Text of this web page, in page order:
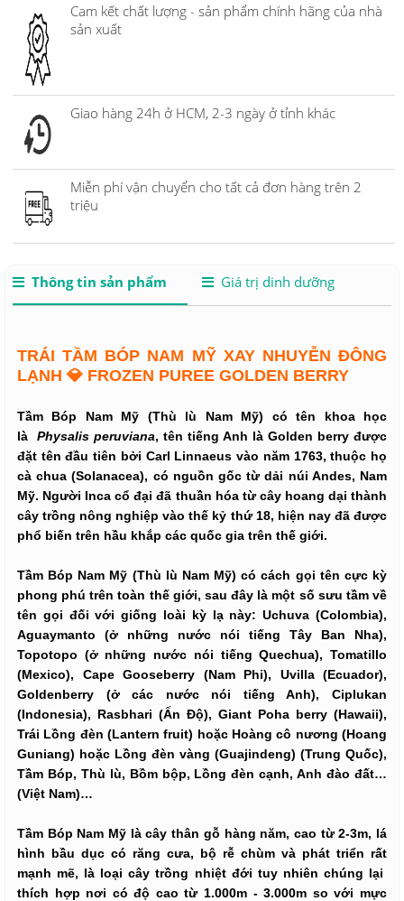
Cam kết chất lượng - sản phẩm chính hãng của nhà
sản xuất
Giao hàng 24h ở HCM, 2-3 ngày ở tỉnh khác
Miễn phí vận chuyển cho tất cả đơn hàng trên 2
triệu
Thông tin sản phẩm Giá trị dinh dưỡng
TRÁI TẦM BÓP NAM MỸ XAY NHUYỄN ĐÔNG
LẠNH 💎 FROZEN PUREE GOLDEN BERRY
Tầm Bóp Nam Mỹ (Thù lù Nam Mỹ) có tên khoa học
là Physalis peruviana, tên tiếng Anh là Golden berry được
đặt tên đầu tiên bởi Carl Linnaeus vào năm 1763, thuộc họ
cà chua (Solanacea), có nguồn gốc từ dải núi Andes, Nam
Mỹ. Người Inca cổ đại đã thuần hóa từ cây hoang dại thành
cây trồng nông nghiệp vào thế kỷ thứ 18, hiện nay đã được
phổ biến trên hầu khắp các quốc gia trên thế giới.
Tầm Bóp Nam Mỹ (Thù lù Nam Mỹ) có cách gọi tên cực kỳ
phong phú trên toàn thế giới, sau đây là một số sưu tầm về
tên gọi đối với giống loài kỳ lạ này: Uchuva (Colombia),
Aguaymanto (ở những nước nói tiếng Tây Ban Nha),
Topotopo (ở những nước nói tiếng Quechua), Tomatillo
(Mexico), Cape Gooseberry (Nam Phi), Uvilla (Ecuador),
Goldenberry (ở các nước nói tiếng Anh), Ciplukan
(Indonesia), Rasbhari (Ấn Độ), Giant Poha berry (Hawaii),
Trái Lồng đèn (Lantern fruit) hoặc Hoàng cô nương (Hoang
Guniang) hoặc Lồng đèn vàng (Guajindeng) (Trung Quốc),
Tầm Bóp, Thù lù, Bồm bộp, Lồng đèn cạnh, Anh đào đất…
(Việt Nam)…
Tầm Bóp Nam Mỹ là cây thân gỗ hàng năm, cao từ 2-3m, lá
hình bầu dục có răng cưa, bộ rễ chùm và phát triển rất
mạnh mẽ, là loại cây trồng nhiệt đới tuy nhiên chúng lại
thích hợp nơi có độ cao từ 1.000m - 3.000m so với mực